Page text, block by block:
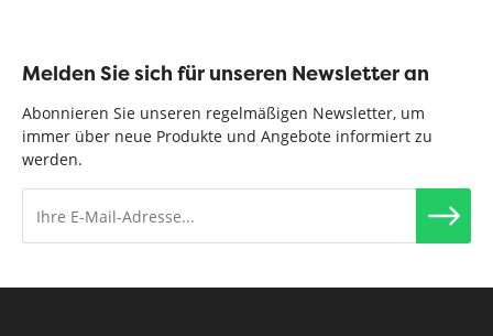
Melden Sie sich für unseren Newsletter an
Abonnieren Sie unseren regelmäßigen Newsletter, um
immer über neue Produkte und Angebote informiert zu
werden.